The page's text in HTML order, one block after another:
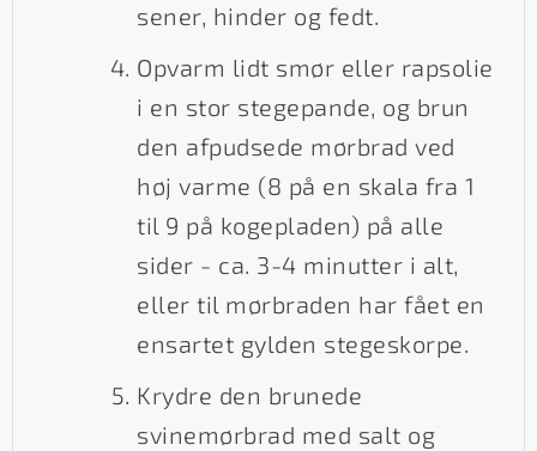
sener, hinder og fedt.
Opvarm lidt smør eller rapsolie
i en stor stegepande, og brun
den afpudsede mørbrad ved
høj varme (8 på en skala fra 1
til 9 på kogepladen) på alle
sider - ca. 3-4 minutter i alt,
eller til mørbraden har fået en
ensartet gylden stegeskorpe.
Krydre den brunede
svinemørbrad med salt og